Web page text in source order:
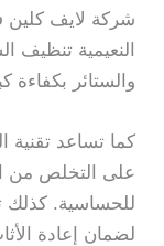
شركة لايف كلين
النعيمية تنظيف
والستائر بكفاءة
كما تساعد تقنية
على التخلص من
للحساسية. كذلك
لضمان إعادة